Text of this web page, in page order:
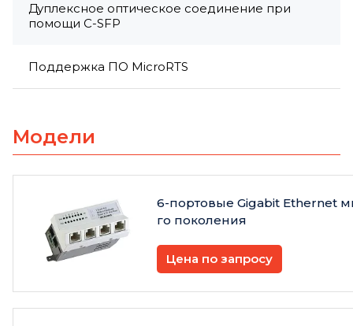
Дуплексное оптическое соединение при
помощи C-SFP
Поддержка ПО MicroRTS
Модели
6-портовые Gigabit Ethernet
го поколения
Цена по запросу